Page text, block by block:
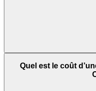
Quel est le coût